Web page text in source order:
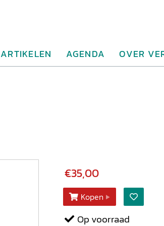
ARTIKELEN AGENDA OVER
€35,00
Kopen
Op voorraad